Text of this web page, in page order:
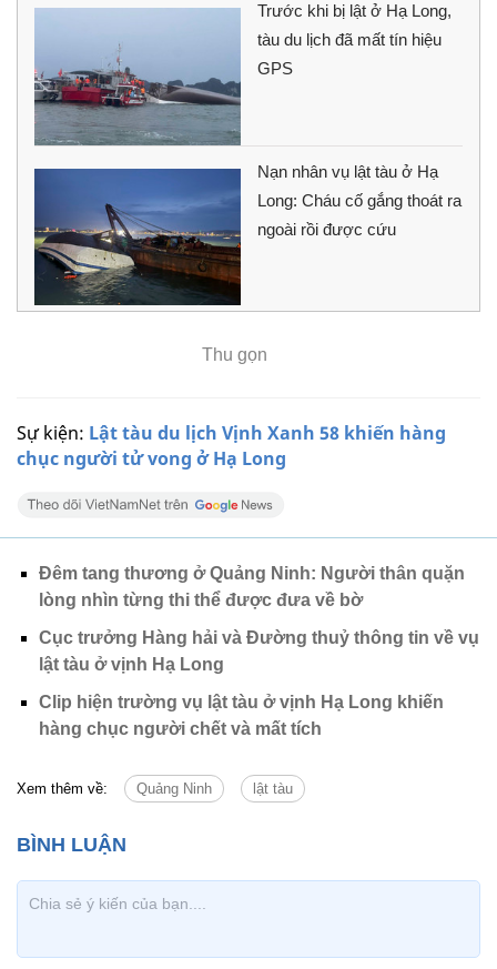
Sự kiện: Lật tàu du lịch Vịnh Xanh 58 khiến hàng
chục người tử vong ở Hạ Long
Trước khi bị lật ở Hạ Long,
tàu du lịch đã mất tín hiệu
GPS
Nạn nhân vụ lật tàu ở Hạ
Long: Cháu cố gắng thoát ra
ngoài rồi được cứu
Thu gọn
Đêm tang thương ở Quảng Ninh: Người thân quặn
lòng nhìn từng thi thể được đưa về bờ
Cục trưởng Hàng hải và Đường thuỷ thông tin về vụ
lật tàu ở vịnh Hạ Long
Clip hiện trường vụ lật tàu ở vịnh Hạ Long khiến
hàng chục người chết và mất tích
Xem thêm về: Quảng Ninh lật tàu